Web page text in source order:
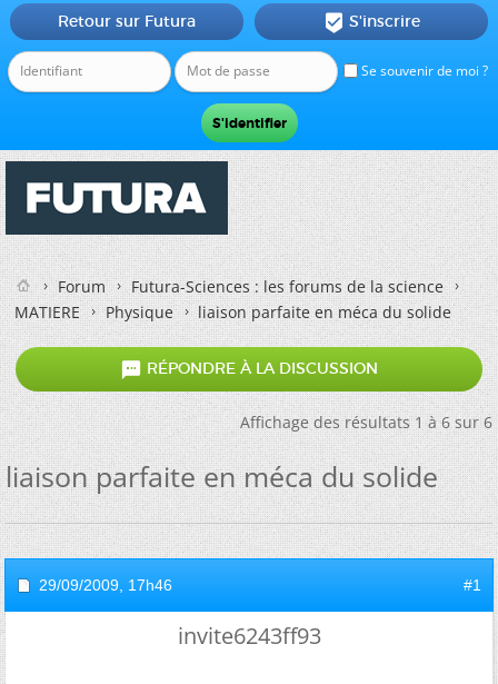
Se souvenir de moi ?
Retour sur Futura  S'inscrire
Forum
Futura-Sciences : les forums de la science
MATIERE
Physique liaison parfaite en méca du solide
 RÉPONDRE À LA DISCUSSION
Affichage des résultats 1 à 6 sur 6
liaison parfaite en méca du solide
29/09/2009, 17h46 #1
invite6243ff93